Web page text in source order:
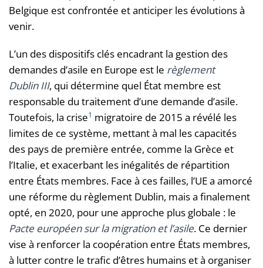
Belgique est confrontée et anticiper les évolutions à
venir.
L’un des dispositifs clés encadrant la gestion des
demandes d’asile en Europe est le règlement
Dublin III, qui détermine quel État membre est
responsable du traitement d’une demande d’asile.
Toutefois, la crise1 migratoire de 2015 a révélé les
limites de ce système, mettant à mal les capacités
des pays de première entrée, comme la Grèce et
l’Italie, et exacerbant les inégalités de répartition
entre États membres. Face à ces failles, l’UE a amorcé
une réforme du règlement Dublin, mais a finalement
opté, en 2020, pour une approche plus globale : le
Pacte européen sur la migration et l’asile. Ce dernier
vise à renforcer la coopération entre États membres,
à lutter contre le trafic d’êtres humains et à organiser